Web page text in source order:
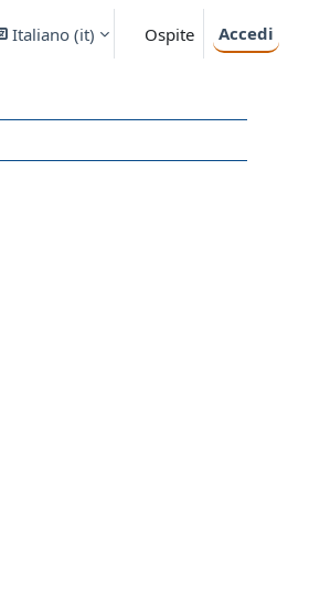
Italiano ‎(it)‎ Ospite Accedi